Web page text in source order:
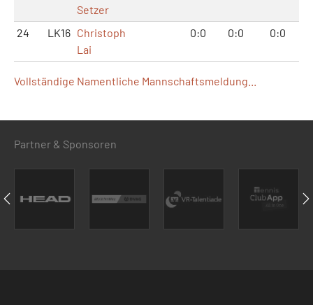
Setzer
24 LK16 Christoph
Lai
0:0 0:0 0:0
Vollständige Namentliche Mannschaftsmeldung...
Partner & Sponsoren